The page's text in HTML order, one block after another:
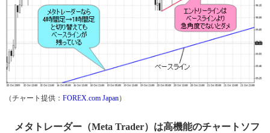
（チャート提供： FOREX.com Japan）
メタトレーダー（Meta Trader）は高機能のチャートソフ